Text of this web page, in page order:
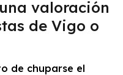
valoración
de Vigo o
de chuparse el